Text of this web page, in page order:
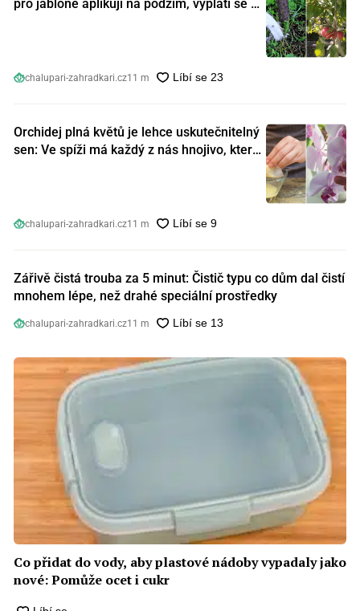
pro jabloně aplikuji na podzim, vyplatí se s
chalupari-zahradkari.cz11 m
Orchidej plná květů je lehce uskutečnitelný
sen: Ve spíži má každý z nás hnojivo, které
chalupari-zahradkari.cz11 m
Zářivě čistá trouba za 5 minut: Čistič typu co dům dal čistí
mnohem lépe, než drahé speciální prostředky
chalupari-zahradkari.cz11 m
Co přidat do vody, aby plastové nádoby vypadaly jako
nové: Pomůže ocet i cukr